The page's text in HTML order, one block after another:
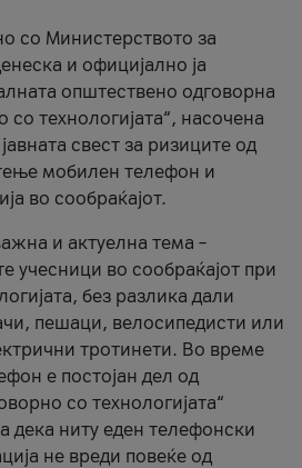
со Министерството за
и официјално ја
општествено одговорна
технологијата“, насочена
свест за ризиците од
мобилен телефон и
во сообраќајот.
и актуелна тема –
учесници во сообраќајот при
без разлика дали
пешаци, велосипедисти или
тротинети. Во време
е постојан дел од
со технологијата“
дека ниту еден телефонски
не вреди повеќе од